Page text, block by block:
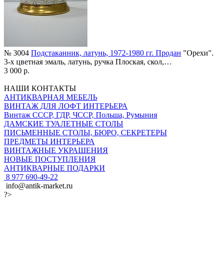
№ 3004 Подстаканник, латунь, 1972-1980 гг. Продан "Орехи".
3-х цветная эмаль, латунь, ручка Плоская, скол,…
3 000 р.
НАШИ КОНТАКТЫ
АНТИКВАРНАЯ МЕБЕЛЬ
ВИНТАЖ ДЛЯ ЛОФТ ИНТЕРЬЕРА
Винтаж СССР, ГДР, ЧССР, Польша, Румыния
ДАМСКИЕ ТУАЛЕТНЫЕ СТОЛЫ
ПИСЬМЕННЫЕ СТОЛЫ, БЮРО, СЕКРЕТЕРЫ
ПРЕДМЕТЫ ИНТЕРЬЕРА
ВИНТАЖНЫЕ УКРАШЕНИЯ
НОВЫЕ ПОСТУПЛЕНИЯ
АНТИКВАРНЫЕ ПОДАРКИ
8 977 690-49-22
info@antik-market.ru
?>